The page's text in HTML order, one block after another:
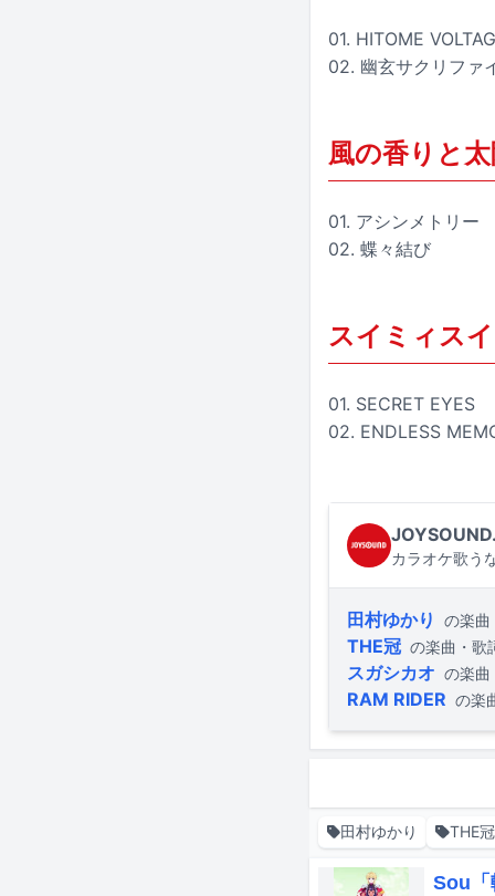
01. HITOME
02. 幽玄サクリファ
風の香りと
01. アシンメトリー
02. 蝶々結び
スイミィス
01. SECRET EYES
02. ENDLESS
カラオケ歌う
田村ゆかり の楽曲
THE冠 の楽曲・歌
スガシカオ の楽曲
RAM RIDER の楽
田村ゆかり THE冠
Sou「